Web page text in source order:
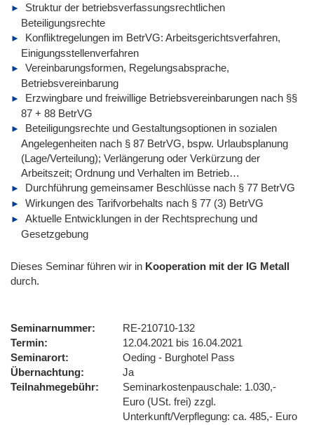
Struktur der betriebsverfassungsrechtlichen
Beteiligungsrechte
Konfliktregelungen im BetrVG: Arbeitsgerichtsverfahren,
Einigungsstellenverfahren
Vereinbarungsformen, Regelungsabsprache,
Betriebsvereinbarung
Erzwingbare und freiwillige Betriebsvereinbarungen nach §§
87 + 88 BetrVG
Beteiligungsrechte und Gestaltungsoptionen in sozialen
Angelegenheiten nach § 87 BetrVG, bspw. Urlaubsplanung
(Lage/Verteilung); Verlängerung oder Verkürzung der
Arbeitszeit; Ordnung und Verhalten im Betrieb…
Durchführung gemeinsamer Beschlüsse nach § 77 BetrVG
Wirkungen des Tarifvorbehalts nach § 77 (3) BetrVG
Aktuelle Entwicklungen in der Rechtsprechung und
Gesetzgebung
Dieses Seminar führen wir in Kooperation mit der IG Metall
durch.
Seminarnummer
RE-210710-132
Termin
12.04.2021 bis 16.04.2021
Seminarort
Oeding - Burghotel Pass
Übernachtung
Ja
Teilnahmegebühr
Seminarkostenpauschale: 1.030,-
Euro (USt. frei) zzgl.
Unterkunft/Verpflegung: ca. 485,- Euro